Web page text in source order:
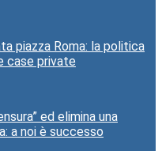
piazza Roma: la politica
case private
ed elimina una
a noi è successo